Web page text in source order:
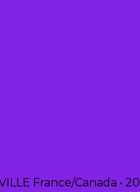
France/Canada •